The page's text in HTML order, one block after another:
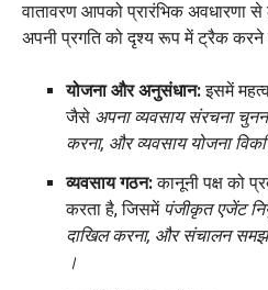
वातावरण आपको प्रारंभिक अवधारणा
अपनी प्रगति को दृश्य रूप में ट्रैक करने
योजना और अनुसंधान:इसमें
जैसे अपना व्यवसाय संरचना
करना, और व्यवसाय योजना
व्यवसाय गठन:कानूनी पक्ष को
करता है, जिसमें पंजीकृत एजेंट
दाखिल करना, और संचालन
।